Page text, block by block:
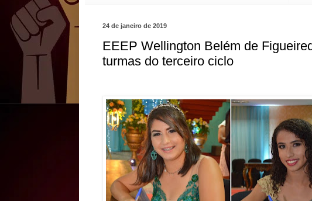
24 de janeiro de 2019
EEEP Wellington Belém de
turmas do terceiro ciclo